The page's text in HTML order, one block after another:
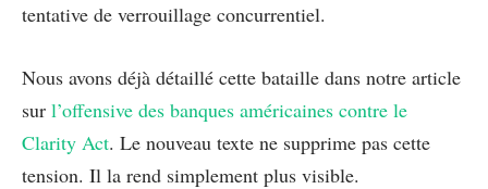
tentative de verrouillage concurrentiel.
Nous avons déjà détaillé cette bataille dans notre article
sur l’offensive des banques américaines contre le
Clarity Act. Le nouveau texte ne supprime pas cette
tension. Il la rend simplement plus visible.